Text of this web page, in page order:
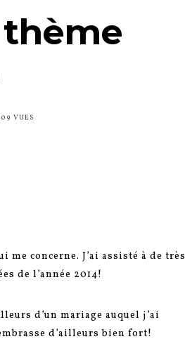
thème
VUES
concerne. J’ai assisté à de très
de l’année 2014!
d’un mariage auquel j’ai
d’ailleurs bien fort!